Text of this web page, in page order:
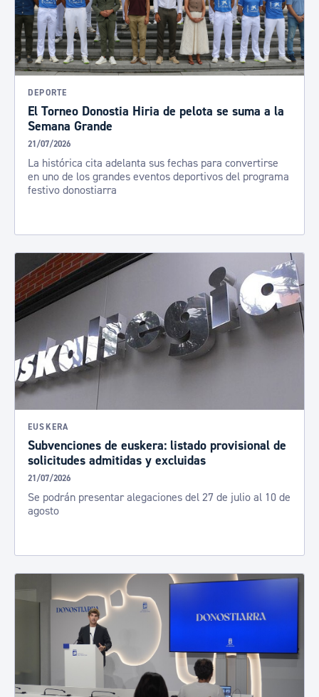
DEPORTE
El Torneo Donostia Hiria de pelota se suma a la
Semana Grande
21/07/2026
La histórica cita adelanta sus fechas para convertirse
en uno de los grandes eventos deportivos del programa
festivo donostiarra
EUSKERA
Subvenciones de euskera: listado provisional de
solicitudes admitidas y excluidas
21/07/2026
Se podrán presentar alegaciones del 27 de julio al 10 de
agosto